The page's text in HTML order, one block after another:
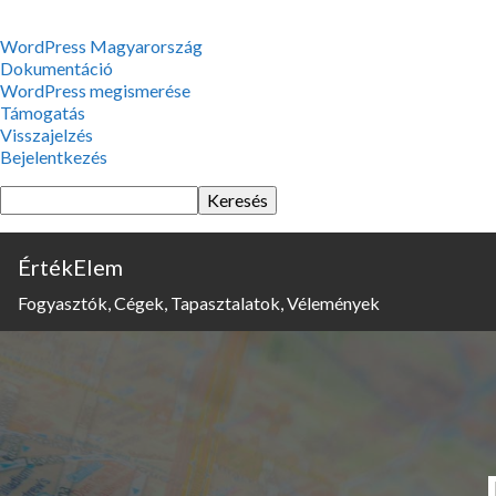
WordPress,
a
csodás
WordPress Magyarország
Dokumentáció
WordPress megismerése
Támogatás
Visszajelzés
Bejelentkezés
Keresés
ÉrtékElem
Fogyasztók, Cégek, Tapasztalatok, Vélemények